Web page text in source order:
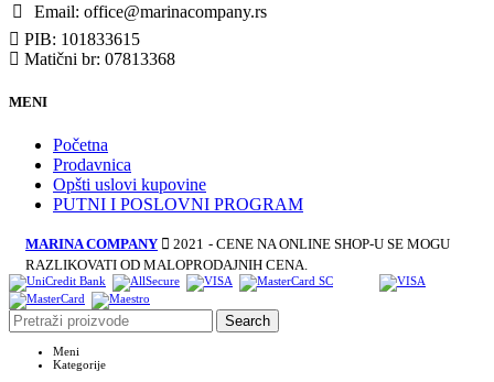
Email: office@marinacompany.rs
PIB: 101833615
Matični br: 07813368
MENI
Početna
Prodavnica
Opšti uslovi kupovine
PUTNI I POSLOVNI PROGRAM
MARINA COMPANY 2021 - CENE NA ONLINE SHOP-U SE MOGU
RAZLIKOVATI OD MALOPRODAJNIH CENA.
Search
Meni
Kategorije